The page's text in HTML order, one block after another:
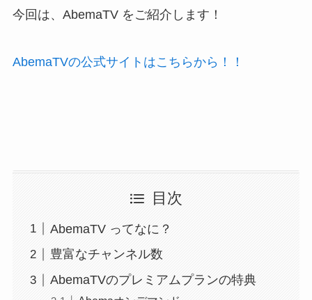
今回は、AbemaTV をご紹介します！
AbemaTVの公式サイトはこちらから！！
目次
AbemaTV ってなに？
豊富なチャンネル数
AbemaTVのプレミアムプランの特典